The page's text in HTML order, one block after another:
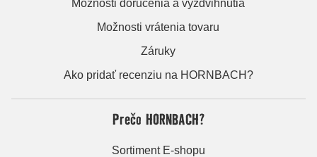
Možnosti doručenia a vyzdvihnutia
Možnosti vrátenia tovaru
Záruky
Ako pridať recenziu na HORNBACH?
Prečo HORNBACH?
Sortiment E-shopu